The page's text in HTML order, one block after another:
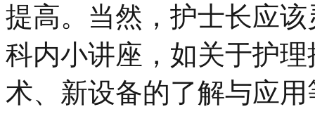
提高。当然，护士长应
科内小讲座，如关于护
术、新设备的了解与应